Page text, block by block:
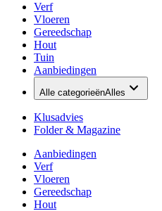
Verf
Vloeren
Gereedschap
Hout
Tuin
Aanbiedingen
Alle categorieënAlles
Klusadvies
Folder & Magazine
Aanbiedingen
Verf
Vloeren
Gereedschap
Hout